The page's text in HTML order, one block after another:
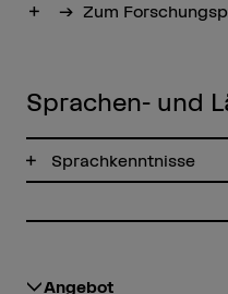
Mehr anzeigen
Zum
Sprachen- und
Sprachkenntnisse
Angebot